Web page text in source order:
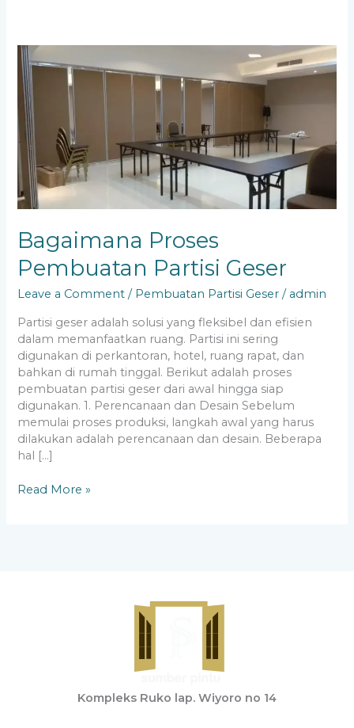
Bagaimana Proses
Pembuatan Partisi Geser
Leave a Comment / Pembuatan Partisi Geser / admin
Partisi geser adalah solusi yang fleksibel dan efisien
dalam memanfaatkan ruang. Partisi ini sering
digunakan di perkantoran, hotel, ruang rapat, dan
bahkan di rumah tinggal. Berikut adalah proses
pembuatan partisi geser dari awal hingga siap
digunakan. 1. Perencanaan dan Desain Sebelum
memulai proses produksi, langkah awal yang harus
dilakukan adalah perencanaan dan desain. Beberapa
hal […]
Bagaimana
Proses
Pembuatan
Partisi
Geser
Read More »
Kompleks Ruko lap. Wiyoro no 14